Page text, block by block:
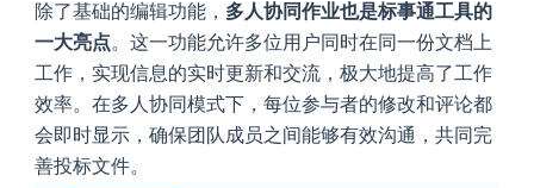
除了基础的编辑功能， 多人协同作业也是标事通工具的
一大亮点。这一功能允许多位用户同时在同一份文档上
工作，实现信息的实时更新和交流，极大地提高了工作
效率。在多人协同模式下，每位参与者的修改和评论都
会即时显示，确保团队成员之间能够有效沟通，共同完
善投标文件。